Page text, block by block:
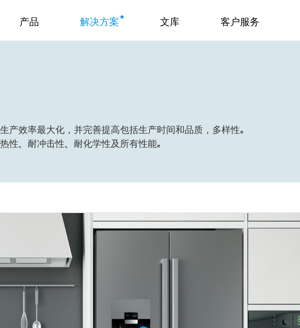
产品 解决方案 文库 客户服务
产效率最大化，并完善提高包括生产时间和品质，多样性。
性、耐冲击性、耐化学性及所有性能。